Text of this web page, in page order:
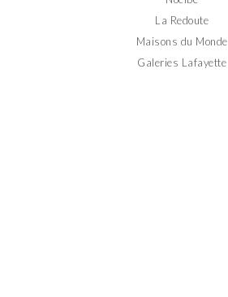
La Redoute
Maisons du Monde
Galeries Lafayette